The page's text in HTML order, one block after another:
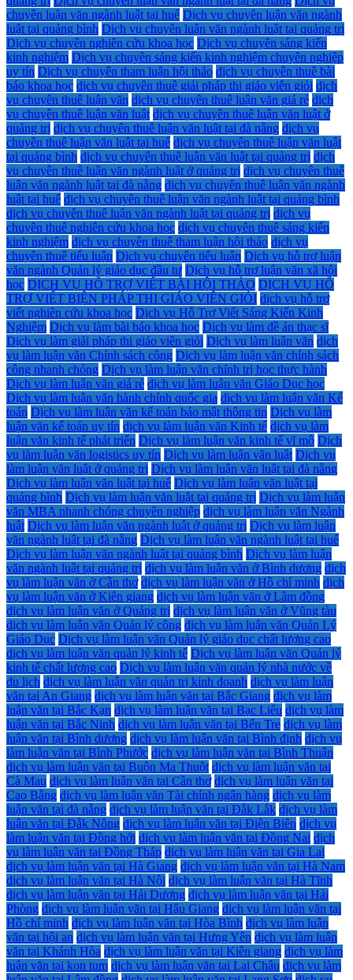
chuyên luận văn ngành luật tại huế Dịch vụ chuyên luận văn ngành
luật tại quảng bình Dịch vụ chuyên luận văn ngành luật tại quảng trị
Dịch vụ chuyên nghiên cứu khoa học Dịch vụ chuyên sáng kiến
kinh nghiệm Dịch vụ chuyên sáng kiến kinh nghiệm chuyên nghiệp
uy tín Dịch vụ chuyên tham luận hội thảo dịch vụ chuyên thuê bài
báo khoa học dịch vụ chuyên thuê giải pháp thi giáo viên giỏi dịch
vụ chuyên thuê luận văn dịch vụ chuyên thuê luận văn giá rẻ dịch
vụ chuyên thuê luận văn luật dịch vụ chuyên thuê luận văn luật ở
quảng trị dịch vụ chuyên thuê luận văn luật tại đà nẵng dịch vụ
chuyên thuê luận văn luật tại huế dịch vụ chuyên thuê luận văn luật
tại quảng bình dịch vụ chuyên thuê luận văn luật tại quảng trị dịch
vụ chuyên thuê luận văn ngành luật ở quảng trị dịch vụ chuyên thuê
luận văn ngành luật tại đà nẵng dịch vụ chuyên thuê luận văn ngành
luật tại huế dịch vụ chuyên thuê luận văn ngành luật tại quảng bình
dịch vụ chuyên thuê luận văn ngành luật tại quảng trị dịch vụ
chuyên thuê nghiên cứu khoa học dịch vụ chuyên thuê sáng kiến
kinh nghiệm dịch vụ chuyên thuê tham luận hội thảo dịch vụ
chuyên thuê tiểu luận Dịch vụ chuyên tiểu luận Dịch vụ hỗ trợ luận
văn ngành Quản lý giáo dục đầu tư Dịch vụ hỗ trợ luận văn xã hội
học DỊCH VỤ HỖ TRỢ VIẾT BÀI HỘI THẢO DỊCH VỤ HỖ
TRỢ VIẾT BIỆN PHÁP THI GIÁO VIÊN GIỎI dịch vụ hỗ trợ
viết nghiên cứu khoa học Dịch vụ Hỗ Trợ Viết Sáng Kiến Kinh
Nghiệm Dịch vụ làm bài báo khoa học Dịch vụ làm đề án thạc sĩ
Dịch vụ làm giải pháp thi giáo viên giỏi Dịch vụ làm luận văn dịch
vụ làm luận văn Chính sách công Dịch vụ làm luận văn chính sách
công nhanh chóng Dịch vụ làm luận văn chính trị học thực hành
Dịch vụ làm luận văn giá rẻ dịch vụ làm luận văn Giáo Dục học
Dịch vụ làm luận văn hành chính quốc gia dịch vụ làm luận văn Kế
toán Dịch vụ làm luận văn kế toán bảo mật thông tin Dịch vụ làm
luận văn kế toán uy tín dịch vụ làm luận văn Kinh tế dịch vụ làm
luận văn kinh tế phát triển Dịch vụ làm luận văn kinh tế vĩ mô Dịch
vụ làm luận văn logistics uy tín Dịch vụ làm luận văn luật Dịch vụ
làm luận văn luật ở quảng trị Dịch vụ làm luận văn luật tại đà nẵng
Dịch vụ làm luận văn luật tại huế Dịch vụ làm luận văn luật tại
quảng bình Dịch vụ làm luận văn luật tại quảng trị Dịch vụ làm luận
văn MBA nhanh chóng chuyên nghiệp dịch vụ làm luận văn Ngành
luật Dịch vụ làm luận văn ngành luật ở quảng trị Dịch vụ làm luận
văn ngành luật tại đà nẵng Dịch vụ làm luận văn ngành luật tại huế
Dịch vụ làm luận văn ngành luật tại quảng bình Dịch vụ làm luận
văn ngành luật tại quảng trị dịch vụ làm luận văn ở Bình dương dịch
vụ làm luận văn ở Cần thơ dịch vụ làm luận văn ở Hồ chí minh dịch
vụ làm luận văn ở Kiên giang dịch vụ làm luận văn ở Lâm đồng
dịch vụ làm luận văn ở Quảng trị dịch vụ làm luận văn ở Vũng tàu
dịch vụ làm luận văn Quản lý công dịch vụ làm luận văn Quản Lý
Giáo Dục Dịch vụ làm luận văn Quản lý giáo dục chất lượng cao
dịch vụ làm luận văn quản lý kinh tế Dịch vụ làm luận văn Quản lý
kinh tế chất lượng cao Dịch vụ làm luận văn quản lý nhà nước về
du lịch dịch vụ làm luận văn quản trị kinh doanh dịch vụ làm luận
văn tại An Giang dịch vụ làm luận văn tại Bắc Giang dịch vụ làm
luận văn tại Bắc Kạn dịch vụ làm luận văn tại Bạc Liêu dịch vụ làm
luận văn tại Bắc Ninh dịch vụ làm luận văn tại Bến Tre dịch vụ làm
luận văn tại Bình dương dịch vụ làm luận văn tại Bình định dịch vụ
làm luận văn tại Bình Phước dịch vụ làm luận văn tại Bình Thuận
dịch vụ làm luận văn tại Buôn Ma Thuột dịch vụ làm luận văn tại
Cà Mau dịch vụ làm luận văn tại Cần thơ dịch vụ làm luận văn tại
Cao Bằng dịch vụ làm luận văn Tài chính ngân hàng dịch vụ làm
luận văn tại đà nẵng dịch vụ làm luận văn tại Đắk Lắk dịch vụ làm
luận văn tại Đắk Nông dịch vụ làm luận văn tại Điện Biên dịch vụ
làm luận văn tại Đồng hới dịch vụ làm luận văn tại Đồng Nai dịch
vụ làm luận văn tại Đồng Tháp dịch vụ làm luận văn tại Gia Lai
dịch vụ làm luận văn tại Hà Giang dịch vụ làm luận văn tại Hà Nam
dịch vụ làm luận văn tại Hà Nội dịch vụ làm luận văn tại Hà Tĩnh
dịch vụ làm luận văn tại Hải Dương dịch vụ làm luận văn tại Hải
Phòng dịch vụ làm luận văn tại Hậu Giang dịch vụ làm luận văn tại
Hồ chí minh dịch vụ làm luận văn tại Hòa Bình dịch vụ làm luận
văn tại hội an dịch vụ làm luận văn tại Hưng Yên dịch vụ làm luận
văn tại Khánh Hòa dịch vụ làm luận văn tại Kiên giang dịch vụ làm
luận văn tại kon tum dịch vụ làm luận văn tại Lai Châu dịch vụ làm